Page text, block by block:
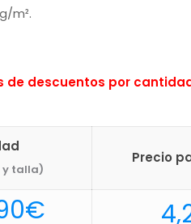
m².
de descuentos por
y talla)
Precio
€Rango